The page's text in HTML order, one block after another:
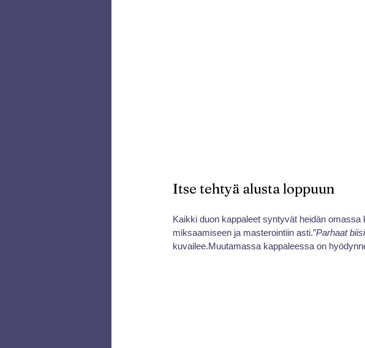
Itse tehtyä alusta loppuun
Kaikki duon kappaleet syntyvät heidän
miksaamiseen ja masterointiin asti.”Parhaat
kuvailee.Muutamassa kappaleessa on